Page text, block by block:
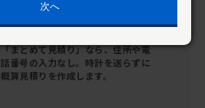
WEBから簡単
積り」
「まとめて見積り」なら、住所や電
話番号の入力なし。時計を送らずに
概算見積りを作成します。
次へ